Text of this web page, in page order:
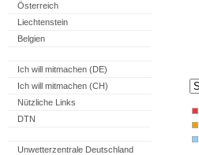
Österreich
Liechtenstein
Belgien
Ich will mitmachen (DE)
Ich will mitmachen (CH)
Nützliche Links
DTN
Unwetterzentrale Deutschland